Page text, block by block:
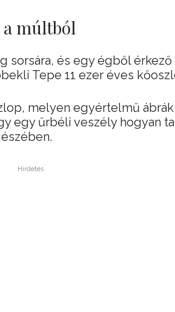
a múltból
sorsára, és egy égből érkező
Tepe 11 ezer éves
melyen egyértelmű ábrák
egy űrbéli veszély hogyan
Hirdetés